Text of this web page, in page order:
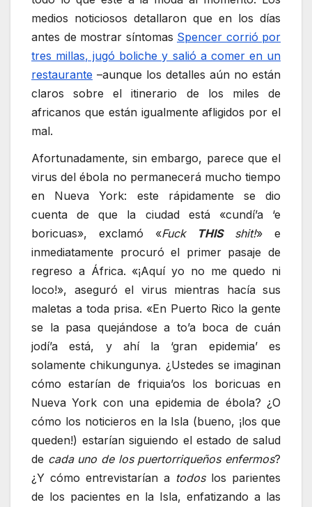
medios noticiosos detallaron que en los días
antes de mostrar síntomas Spencer corrió por
tres millas, jugó boliche y salió a comer en un
restaurante –aunque los detalles aún no están
claros sobre el itinerario de los miles de
africanos que están igualmente afligidos por el
mal.
Afortunadamente, sin embargo, parece que el
virus del ébola no permanecerá mucho tiempo
en Nueva York: este rápidamente se dio
cuenta de que la ciudad está «cundí’a ‘e
boricuas», exclamó «Fuck THISshit!» e
inmediatamente procuró el primer pasaje de
regreso a África. «¡Aquí yo no me quedo ni
loco!», aseguró el virus mientras hacía sus
maletas a toda prisa. «En Puerto Rico la gente
se la pasa quejándose a to’a boca de cuán
jodí’a está, y ahí la ‘gran epidemia’ es
solamente chikungunya. ¿Ustedes se imaginan
cómo estarían de friquia’os los boricuas en
Nueva York con una epidemia de ébola? ¿O
cómo los noticieros en la Isla (bueno, ¡los que
queden!) estarían siguiendo el estado de salud
de cada uno de los puertorriqueños enfermos?
¿Y cómo entrevistarían a todoslos parientes
de los pacientes en la Isla, enfatizando a las